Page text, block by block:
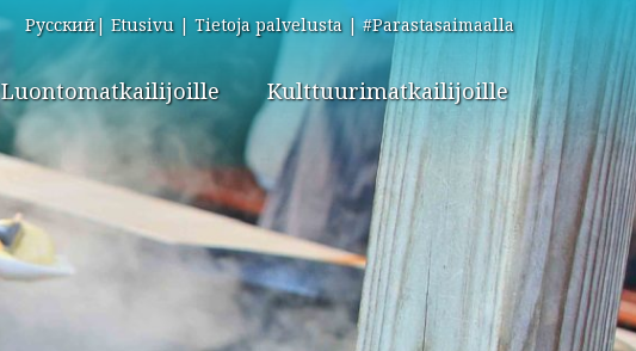
Русский Etusivu Tietoja palvelusta #Parastasaimaalla
Luontomatkailijoille Kulttuurimatkailijoille